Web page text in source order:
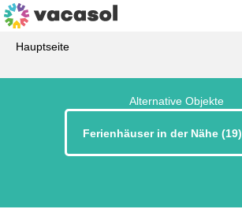
Hauptseite
Alternative Objekte
Ferienhäuser in der Nähe (19)